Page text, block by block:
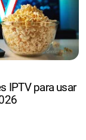
IPTV para usar